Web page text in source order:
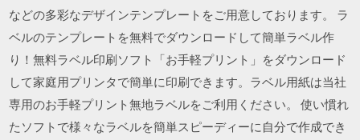
などの多彩なデザインテンプレートをご用意しております。 ラ
ベルのテンプレートを無料でダウンロードして簡単ラベル作
り！無料ラベル印刷ソフト「お手軽プリント」をダウンロード
して家庭用プリンタで簡単に印刷できます。ラベル用紙は当社
専用のお手軽プリント無地ラベルをご利用ください。 使い慣れ
たソフトで様々なラベルを簡単スピーディーに自分で作成でき